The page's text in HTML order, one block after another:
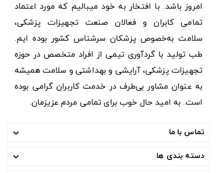
امروز باشد. با افتخار به خود میبالیم که مورد اعتماد
تمامی کابران و فعالان صنعت تجهیزات پزشکی،
سلامت به‌خصوص پزشکان سرشناس کشور بوده ایم.
طب تولید با گردآوری تیمی از افراد متخصص در حوزه
تجهیزات پزشکی، آرایشی و بهداشتی و سلامت همیشه
به عنوان مشاور بی‌طرف در خدمت کاربران گرامی بوده
است. به امید حال خوب برای تمامی مردم عزیزمان.
تماس با ما 
دسته بندی ها 